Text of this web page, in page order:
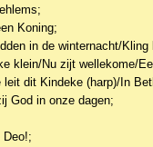
Koning;
in de winternacht/
klein/Nu zijt wellekome/
leit dit Kindeke (harp)/In
God in onze dagen;